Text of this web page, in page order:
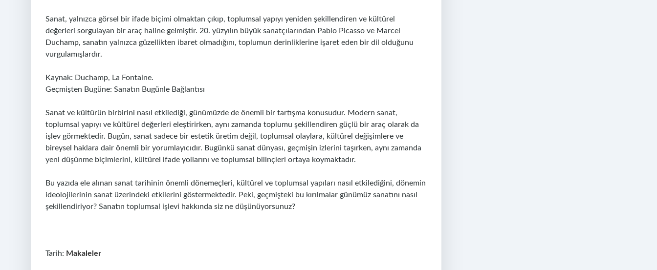
Sanat, yalnızca görsel bir ifade biçimi olmaktan çıkıp, toplumsal yapıyı yeniden şekillendiren ve kültürel
değerleri sorgulayan bir araç haline gelmiştir. 20. yüzyılın büyük sanatçılarından Pablo Picasso ve Marcel
Duchamp, sanatın yalnızca güzellikten ibaret olmadığını, toplumun derinliklerine işaret eden bir dil olduğunu
vurgulamışlardır.
Kaynak: Duchamp, La Fontaine.
Geçmişten Bugüne: Sanatın Bugünle Bağlantısı
Sanat ve kültürün birbirini nasıl etkilediği, günümüzde de önemli bir tartışma konusudur. Modern sanat,
toplumsal yapıyı ve kültürel değerleri eleştirirken, aynı zamanda toplumu şekillendiren güçlü bir araç olarak da
işlev görmektedir. Bugün, sanat sadece bir estetik üretim değil, toplumsal olaylara, kültürel değişimlere ve
bireysel haklara dair önemli bir yorumlayıcıdır. Bugünkü sanat dünyası, geçmişin izlerini taşırken, aynı zamanda
yeni düşünme biçimlerini, kültürel ifade yollarını ve toplumsal bilinçleri ortaya koymaktadır.
Bu yazıda ele alınan sanat tarihinin önemli dönemeçleri, kültürel ve toplumsal yapıları nasıl etkilediğini, dönemin
ideolojilerinin sanat üzerindeki etkilerini göstermektedir. Peki, geçmişteki bu kırılmalar günümüz sanatını nasıl
şekillendiriyor? Sanatın toplumsal işlevi hakkında siz ne düşünüyorsunuz?
Tarih: Makaleler